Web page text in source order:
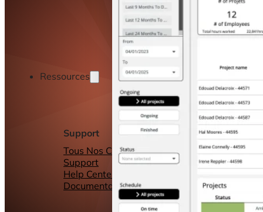
Ressources
Support
Tous Nos Canaux de
Support
Help Center &
Documentation
Autres
Tableaux de
Rapports
Webinars
eBooks